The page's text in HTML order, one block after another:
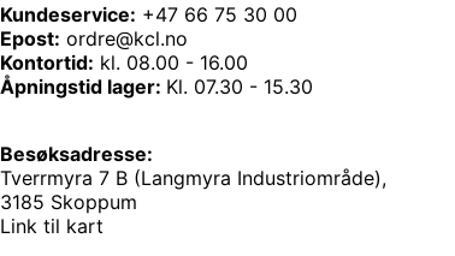
Kundeservice: +47 66 75 30 00
Epost: ordre@kcl.no
Kontortid: kl. 08.00 - 16.00
Åpningstid lager: Kl. 07.30 - 15.30
Besøksadresse:
Tverrmyra 7 B (Langmyra Industriområde),
3185 Skoppum
Link til kart